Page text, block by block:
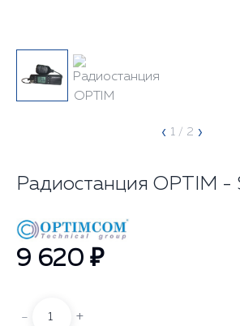
‹ 1 / 2 ›
Радиостанция OPTIM -
9 620 ₽
- +